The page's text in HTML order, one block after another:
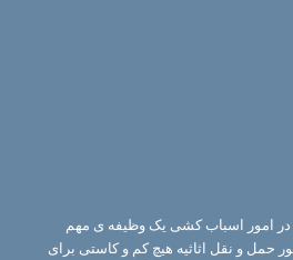
در امور اسباب کشی یک وظیفه ی مهم
حمل و نقل اثاثیه هیچ کم و کاستی برای